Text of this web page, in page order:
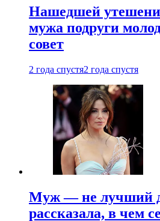
Нашедшей
мужа подруги
совет
2 года спустя2 года спустя
Муж — не лучший
рассказала, в чем